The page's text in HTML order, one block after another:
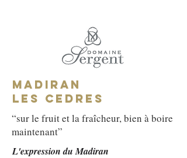
MADIRAN
LES CEDRES
“sur le fruit et la fraîcheur, bien à boire
maintenant”
L'expression du Madiran